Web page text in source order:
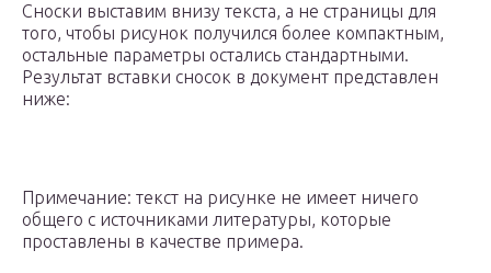
Сноски выставим внизу текста, а не страницы для
того, чтобы рисунок получился более компактным,
остальные параметры остались стандартными.
Результат вставки сносок в документ представлен
ниже:
Примечание: текст на рисунке не имеет ничего
общего с источниками литературы, которые
проставлены в качестве примера.